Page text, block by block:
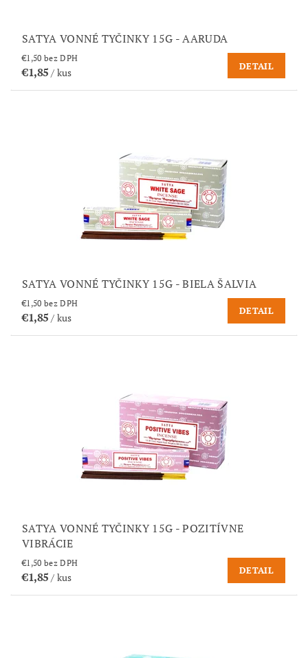
SATYA VONNÉ TYČINKY 15G - AARUDA
€1,50 bez DPH
€1,85/ kus
DETAIL
SATYA VONNÉ TYČINKY 15G - BIELA ŠALVIA
€1,50 bez DPH
€1,85/ kus
DETAIL
SATYA VONNÉ TYČINKY 15G - POZITÍVNE
VIBRÁCIE
€1,50 bez DPH
€1,85/ kus
DETAIL